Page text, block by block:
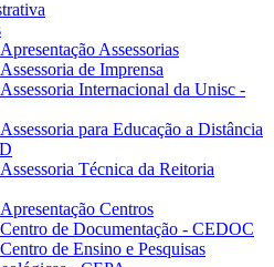
Apresentação Assessorias
Assessoria de Imprensa
Assessoria Internacional da Unisc -
Assessoria para Educação a Distância
Assessoria Técnica da Reitoria
Apresentação Centros
Centro de Documentação - CEDOC
Centro de Ensino e Pesquisas